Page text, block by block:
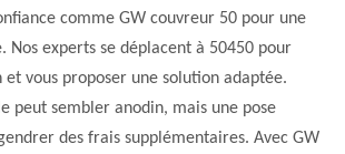
comme GW couvreur 50 pour une
Nos experts se déplacent à 50450 pour
vous proposer une solution adaptée.
peut sembler anodin, mais une pose
des frais supplémentaires. Avec GW